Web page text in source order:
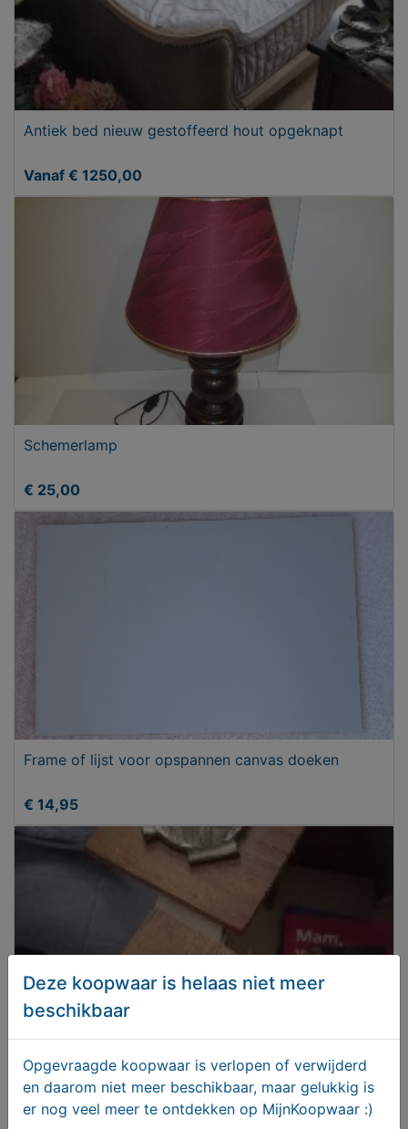
Antiek bed nieuw gestoffeerd hout opgeknapt
Vanaf € 1250,00
Schemerlamp
€ 25,00
Frame of lijst voor opspannen canvas doeken
€ 14,95
Koperen kruisgezicht Jezus en Maagd Maria
T.e.a.b.
Deze koopwaar is helaas niet meer
beschikbaar
Opgevraagde koopwaar is verlopen of verwijderd
en daarom niet meer beschikbaar, maar gelukkig is
er nog veel meer te ontdekken op MijnKoopwaar :)